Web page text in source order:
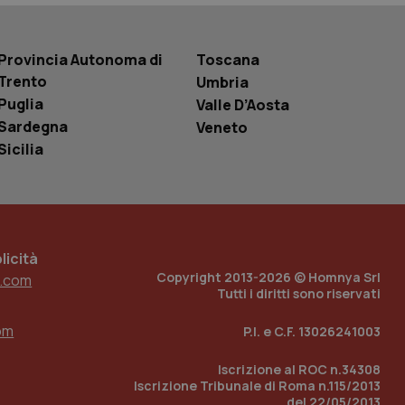
Autonoma di
Toscana
Umbria
Valle D’Aosta
Veneto
Copyright 2013-2026 © Homnya Srl
Tutti i diritti sono riservati
P.I. e C.F. 13026241003
Iscrizione al ROC n.34308
Iscrizione Tribunale di Roma n.115/2013
il sito, ma un
di accesso per
Analytics
di
incorporati
del sito web sta
di